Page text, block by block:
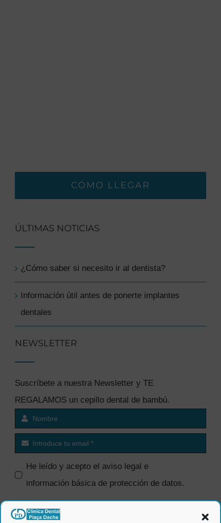
CÓMO LLEGAR
ÚLTIMAS NOTICIAS
¿Cómo saber si necesito ir al dentista?
Información útil antes de ponerte implantes
dentales
NEWSLETTER
Suscríbete a nuestra Newsletter y TE
REGALAMOS un cepillo dental de bambú.
He leído y acepto el aviso legal e
información básica de protección de datos.